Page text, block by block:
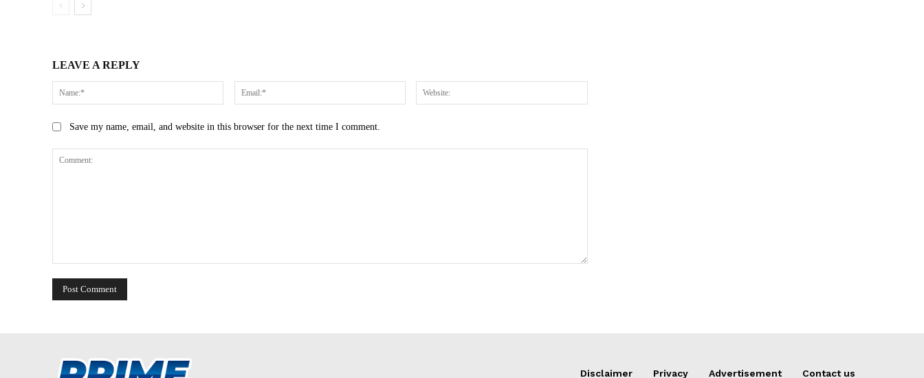
LEAVE A REPLY
Name:* Email:*
Save my name, email, and website in this browser for the next time I comment.
Disclaimer Privacy Advertisement Contact us